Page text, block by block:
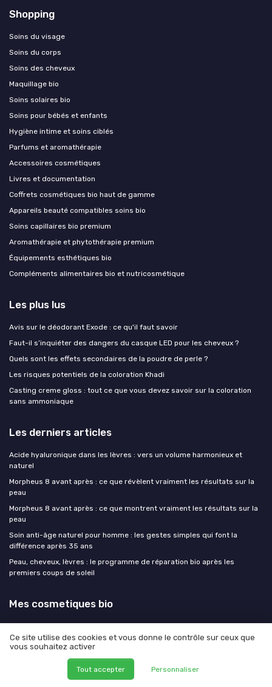
Shopping
Soins du visage
Soins du corps
Soins des cheveux
Maquillage bio
Soins solaires bio
Soins pour bébés et enfants
Hygiène intime et soins ciblés
Parfums et aromathérapie
Accessoires cosmétiques
Livres et documentation
Coffrets cosmétiques bio haut de gamme
Appareils beauté compatibles soins bio
Soins capillaires bio premium
Aromathérapie et phytothérapie premium
Équipements esthétiques bio
Compléments alimentaires bio et nutricosmétique
Les plus lus
Avis sur le déodorant Exode : ce qu'il faut savoir
Faut-il s’inquiéter des dangers du casque LED pour les cheveux ?
Quels sont les effets secondaires de la poudre de perle ?
Les risques potentiels de la coloration Khadi
Casting creme gloss : tout ce que vous devez savoir sur la coloration
sans ammoniaque
Les derniers articles
Acide hyaluronique dans les lèvres : vers un volume harmonieux et
naturel
Morpheus 8 avant après : ce que révèlent vraiment les résultats sur la
peau
Morpheus 8 avant après : ce que montrent vraiment les résultats sur la
peau
Soin anti-âge naturel pour homme : les gestes simples qui font la
différence après 35 ans
Peau, cheveux, lèvres : le programme de réparation bio après les
premiers coups de soleil
Mes cosmetiques bio
Mentions légales
Politique de confidentialité
© Mes cosmetiques bio 2026
Ce site utilise des cookies et vous donne le contrôle sur ceux que
vous souhaitez activer
Tout accepter Personnaliser